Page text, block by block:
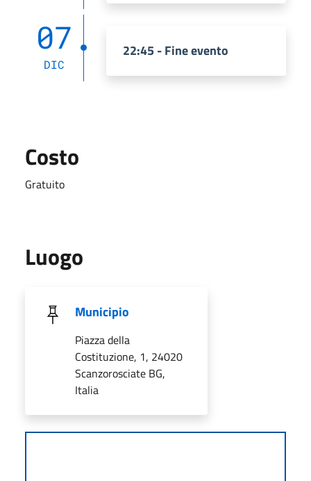
07
DIC
22:45 - Fine evento
Costo
Gratuito
Luogo
Municipio
Piazza della
Costituzione, 1, 24020
Scanzorosciate BG,
Italia